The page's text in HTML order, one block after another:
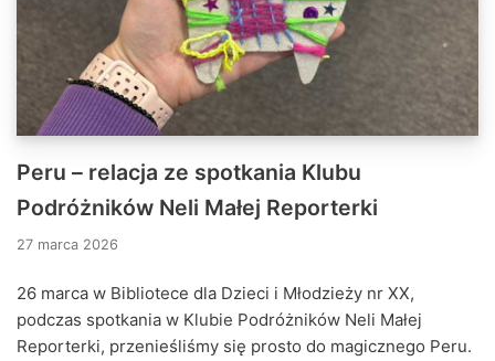
Peru – relacja ze spotkania Klubu
Podróżników Neli Małej Reporterki
27 marca 2026
26 marca w Bibliotece dla Dzieci i Młodzieży nr XX,
podczas spotkania w Klubie Podróżników Neli Małej
Reporterki, przenieśliśmy się prosto do magicznego Peru.